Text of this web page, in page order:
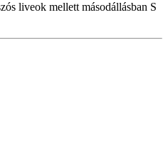
liveok mellett másodállásban S